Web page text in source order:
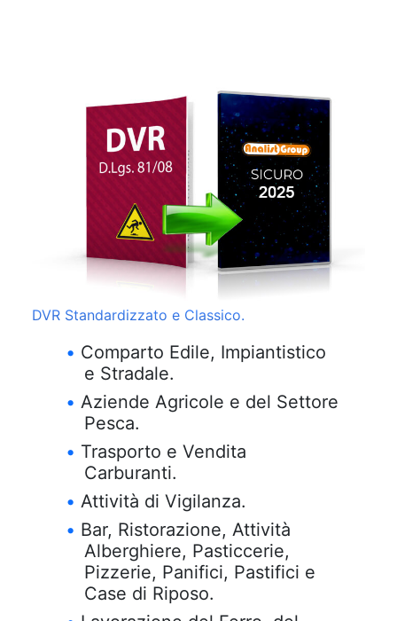
DVR Standardizzato e Classico.
Comparto Edile, Impiantistico
e Stradale.
Aziende Agricole e del Settore
Pesca.
Trasporto e Vendita
Carburanti.
Attività di Vigilanza.
Bar, Ristorazione, Attività
Alberghiere, Pasticcerie,
Pizzerie, Panifici, Pastifici e
Case di Riposo.